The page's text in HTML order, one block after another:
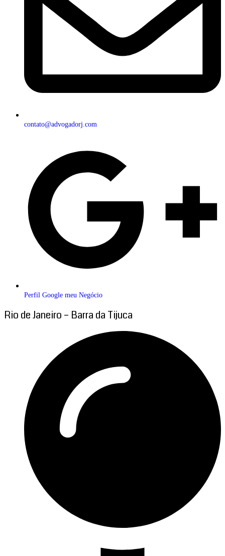
contato@advogadorj.com
Perfil Google meu Negócio
Rio de Janeiro – Barra da Tijuca